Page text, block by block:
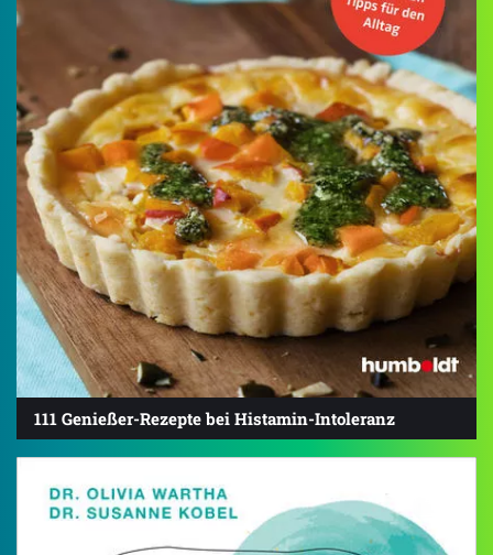
111 Genießer-Rezepte bei Histamin-Intoleranz